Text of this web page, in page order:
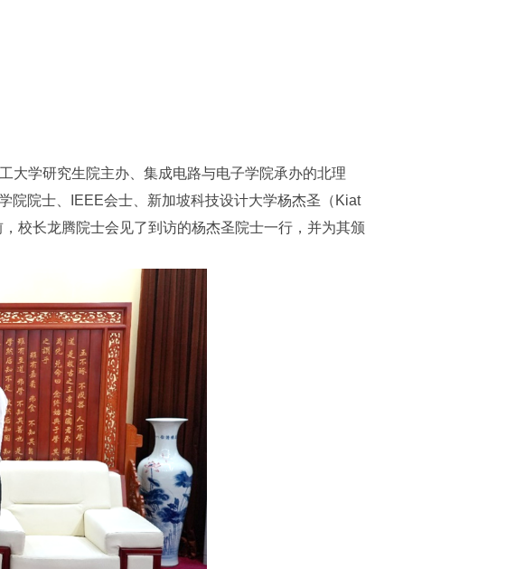
大学研究生院主办、集成电路与电子学院承办的北理
院院士、IEEE会士、新加坡科技设计大学杨杰圣（Kiat
校长龙腾院士会见了到访的杨杰圣院士一行，并为其颁